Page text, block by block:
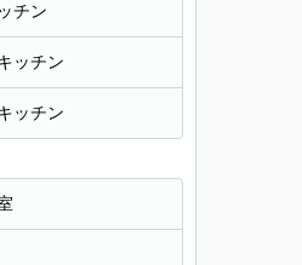
チン
ッチン
ッチン